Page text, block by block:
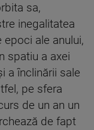
sa,
inegalitatea
ale anului,
spatiu a axei
a înclinării sale
pe sfera
de un an un
de fapt